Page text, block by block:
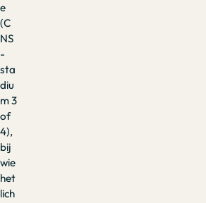
e
(C
NS
-
sta
diu
m 3
of
4),
bij
wie
het
lich